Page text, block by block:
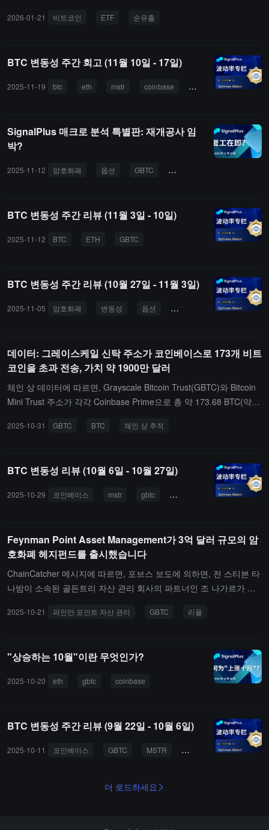
BTC 历史总净流出达 255.74 亿美元。其次为富达 (Fidelity） ETF F
美元，ETF 净资产比率（市值较比特币总市值占比）达 6.51%，历
2026-01-21 비트코인 ETF 순유출
BTC 변동성 주간 회고 (11월 10일 - 17일)
2025-11-19 btc eth mstr coinbase gbtc
SignalPlus 매크로 분석 특별판: 재개공사 임
박?
2025-11-12 암호화폐 옵션 GBTC 변동성
BTC 변동성 주간 리뷰 (11월 3일 - 10일)
2025-11-12 BTC ETH GBTC MSTR
BTC 변동성 주간 리뷰 (10월 27일 - 11월 3일)
2025-11-05 암호화폐 변동성 옵션 GBTC $MSTR
데이터: 그레이스케일 신탁 주소가 코인베이스로 173개 비트
코인을 초과 전송, 가치 약 1900만 달러
체인 상 데이터에 따르면, Grayscale Bitcoin Trust(GBTC)와 Bitcoin
Mini Trust 주소가 각각 Coinbase Prime으로 총 약 173.68 BTC(약 1
79.68 BTC(약 876만 달러)를 이체했으며; Grayscale Bitcoin Trust는
2025-10-31 GBTC BTC 체인 상 추적
BTC 변동성 리뷰 (10월 6일 - 10월 27일)
2025-10-29 코인베이스 mstr gbtc btc
Feynman Point Asset Management가 3억 달러 규모의 암
호화폐 헤지펀드를 출시했습니다
ChainCatcher 메시지에 따르면, 포브스 보도에 의하면, 전 스티븐 타
나밤이 소속된 골든트리 자산 관리 회사의 파트너인 조 나가르가 독
이는 그의 팀이 암호화폐에 집중하는 투자 회사인 리퍼블릭에서 공식
회사는 디지털 자산 시장과 최첨단 기술에 집중하고 있습니다. 여러
번의 변화를 겪었음에도 불구하고, 이 펀드의 성과는 여전히 뛰어납
니다. 페인만 포인트 자산 관리에 따르면, 2022년 설립 이후, 6억 달
지자들은 42% 이상의 연환산 순수 수익률을 달성했습니다. 그들의
성공적인 거래에는 기초 자산보다 40% 낮은 할인 가격으로 그레이스
케일 비트코인 신탁(GBTC)을 매입하고, 성과가 뛰어난 탈중앙화 거
2025-10-21 파인만 포인트 자산 관리 GBTC 리플
"상승하는 10월"이란 무엇인가?
2025-10-20 eth gbtc coinbase
BTC 변동성 주간 리뷰 (9월 22일 - 10월 6일)
2025-10-11 코인베이스 GBTC MSTR BTC ETH
더 로드하세요